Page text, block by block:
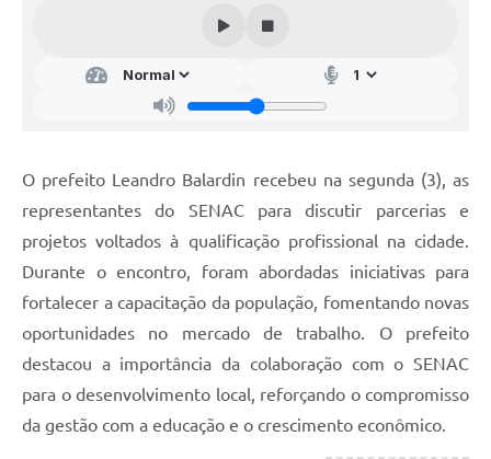
Contas Públicas
Links
Serviços Online
Telefones Úteis
Agenda
O prefeito Leandro Balardin recebeu na segunda (3), as
representantes do SENAC para discutir parcerias e
projetos voltados à qualificação profissional na cidade.
Durante o encontro, foram abordadas iniciativas para
fortalecer a capacitação da população, fomentando novas
oportunidades no mercado de trabalho. O prefeito
destacou a importância da colaboração com o SENAC
para o desenvolvimento local, reforçando o compromisso
da gestão com a educação e o crescimento econômico.